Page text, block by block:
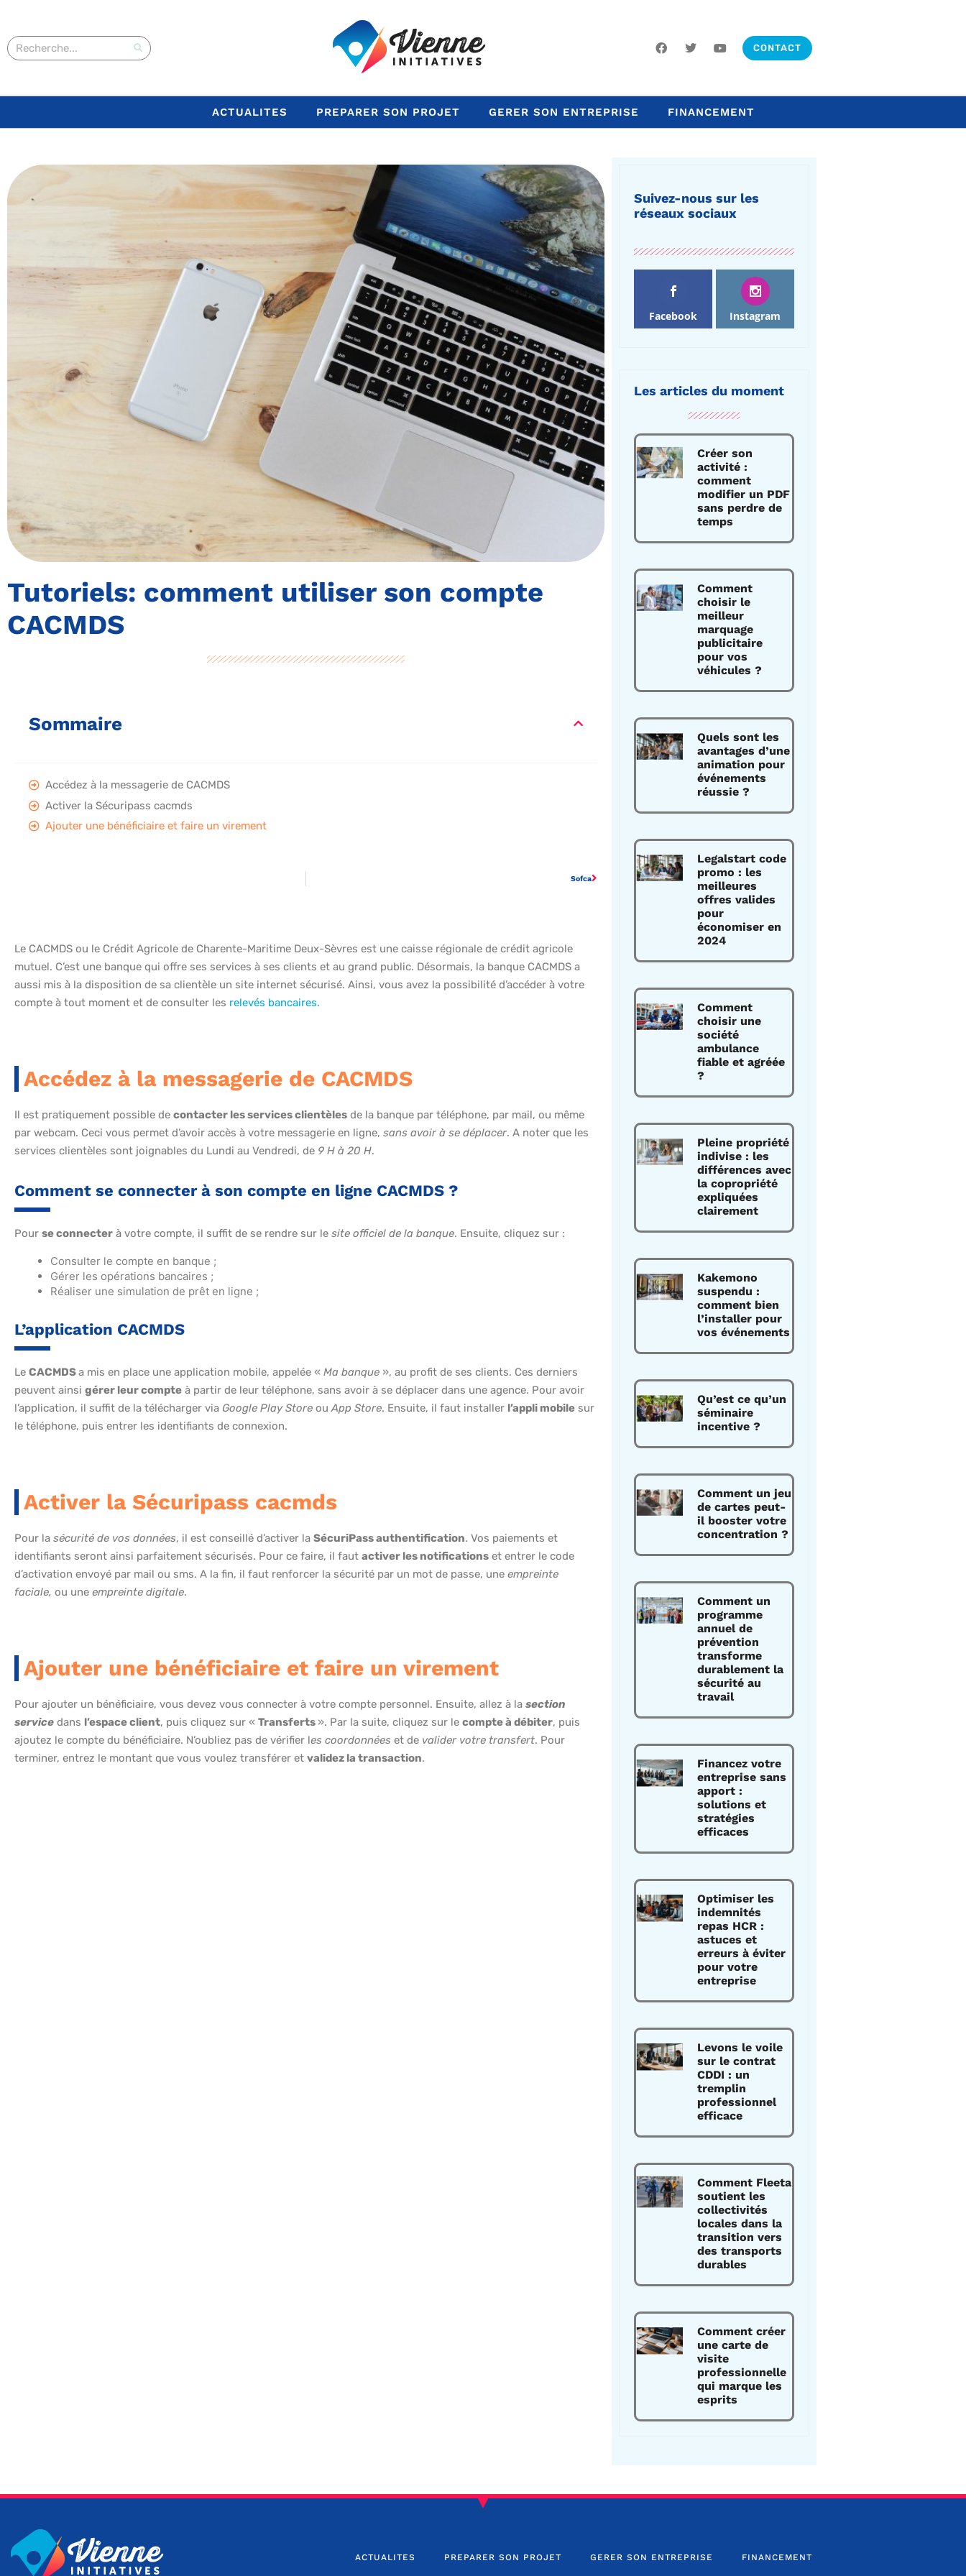
CONTACT
ACTUALITES PREPARER SON PROJET GERER SON ENTREPRISE FINANCEMENT
Tutoriels: comment utiliser son compte
CACMDS
Sommaire
Accédez à la messagerie de CACMDS
Activer la Sécuripass cacmds
Ajouter une bénéficiaire et faire un virement
Sofca
Le CACMDS ou le Crédit Agricole de Charente-Maritime Deux-Sèvres est une caisse régionale de crédit agricole
mutuel. C’est une banque qui offre ses services à ses clients et au grand public. Désormais, la banque CACMDS a
aussi mis à la disposition de sa clientèle un site internet sécurisé. Ainsi, vous avez la possibilité d’accéder à votre
compte à tout moment et de consulter les relevés bancaires.
Accédez à la messagerie de CACMDS
Il est pratiquement possible de contacter les services clientèles de la banque par téléphone, par mail, ou même
par webcam. Ceci vous permet d’avoir accès à votre messagerie en ligne, sans avoir à se déplacer. A noter que les
services clientèles sont joignables du Lundi au Vendredi, de 9 H à 20 H.
Comment se connecter à son compte en ligne CACMDS ?
Pour se connecter à votre compte, il suffit de se rendre sur le site officiel de la banque. Ensuite, cliquez sur :
Consulter le compte en banque ;
Gérer les opérations bancaires ;
Réaliser une simulation de prêt en ligne ;
L’application CACMDS
Le CACMDSa mis en place une application mobile, appelée « Ma banque », au profit de ses clients. Ces derniers
peuvent ainsi gérer leur compte à partir de leur téléphone, sans avoir à se déplacer dans une agence. Pour avoir
l’application, il suffit de la télécharger via Google Play Store ouApp Store. Ensuite, il faut installer l’appli mobile sur
le téléphone, puis entrer les identifiants de connexion.
Activer la Sécuripass cacmds
Pour la sécurité de vos données, il est conseillé d’activer la SécuriPass authentification. Vos paiements et
identifiants seront ainsi parfaitement sécurisés. Pour ce faire, il faut activer les notifications et entrer le code
d’activation envoyé par mail ou sms. A la fin, il faut renforcer la sécurité par un mot de passe, une empreinte
faciale, ou une empreinte digitale.
Ajouter une bénéficiaire et faire un virement
Pour ajouter un bénéficiaire, vous devez vous connecter à votre compte personnel. Ensuite, allez à la section
service dans l’espace client, puis cliquez sur « Transferts ». Par la suite, cliquez sur le compte à débiter, puis
ajoutez le compte du bénéficiaire. N’oubliez pas de vérifier les coordonnées et de valider votre transfert. Pour
terminer, entrez le montant que vous voulez transférer et validez la transaction.
Suivez-nous sur les
réseaux sociaux
Facebook Instagram
Les articles du moment
Créer son
activité :
comment
modifier un PDF
sans perdre de
temps
Comment
choisir le
meilleur
marquage
publicitaire
pour vos
véhicules ?
Quels sont les
avantages d’une
animation pour
événements
réussie ?
Legalstart code
promo : les
meilleures
offres valides
pour
économiser en
2024
Comment
choisir une
société
ambulance
fiable et agréée
?
Pleine propriété
indivise : les
différences avec
la copropriété
expliquées
clairement
Kakemono
suspendu :
comment bien
l’installer pour
vos événements
Qu’est ce qu’un
séminaire
incentive ?
Comment un jeu
de cartes peut-
il booster votre
concentration ?
Comment un
programme
annuel de
prévention
transforme
durablement la
sécurité au
travail
Financez votre
entreprise sans
apport :
solutions et
stratégies
efficaces
Optimiser les
indemnités
repas HCR :
astuces et
erreurs à éviter
pour votre
entreprise
Levons le voile
sur le contrat
CDDI : un
tremplin
professionnel
efficace
Comment Fleeta
soutient les
collectivités
locales dans la
transition vers
des transports
durables
Comment créer
une carte de
visite
professionnelle
qui marque les
esprits
ACTUALITES PREPARER SON PROJET GERER SON ENTREPRISE FINANCEMENT